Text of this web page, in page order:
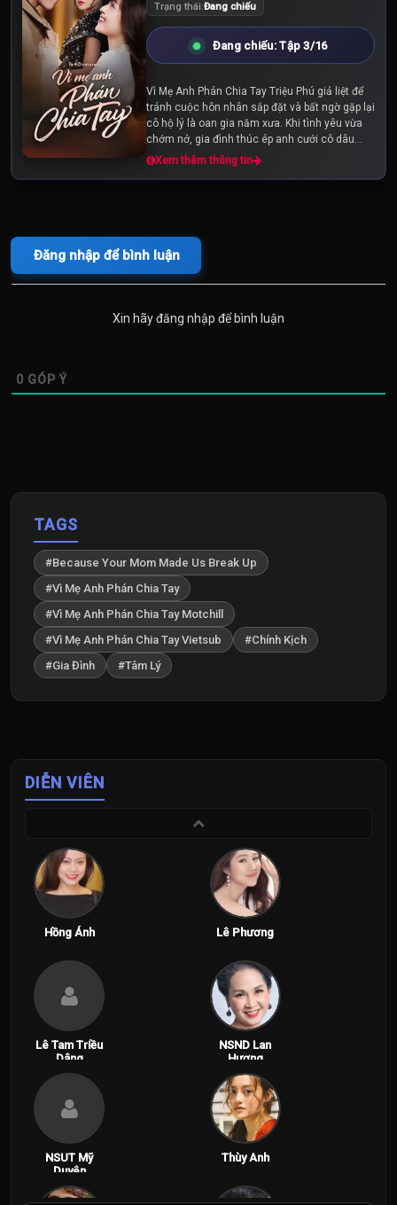
Trạng thái:Đang chiếu
Đang chiếu: Tập 3/16
Vì Mẹ Anh Phán Chia Tay Triệu Phú giả liệt để
tránh cuộc hôn nhân sắp đặt và bất ngờ gặp lại
cô hộ lý là oan gia năm xưa. Khi tình yêu vừa
chớm nở, gia đình thúc ép anh cưới cô dâu
"over hợp" để giữ mạng. Số...
Xem thêm thông tin
Đăng nhập để bình luận
Xin hãy đăng nhập để bình luận
0 GÓP Ý
TAGS
#Because Your Mom Made Us Break Up
#Vì Mẹ Anh Phán Chia Tay
#Vì Mẹ Anh Phán Chia Tay Motchill
#Vì Mẹ Anh Phán Chia Tay Vietsub
#Chính Kịch
#Gia Đình
#Tâm Lý
DIỄN VIÊN
Hồng Ánh Lê Phương
Lê Tam Triều
Dâng
NSND Lan
Hương
NSUT Mỹ
Duyên
Thùy Anh